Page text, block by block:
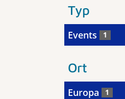
Typ
Events 1
Ort
Europa 1